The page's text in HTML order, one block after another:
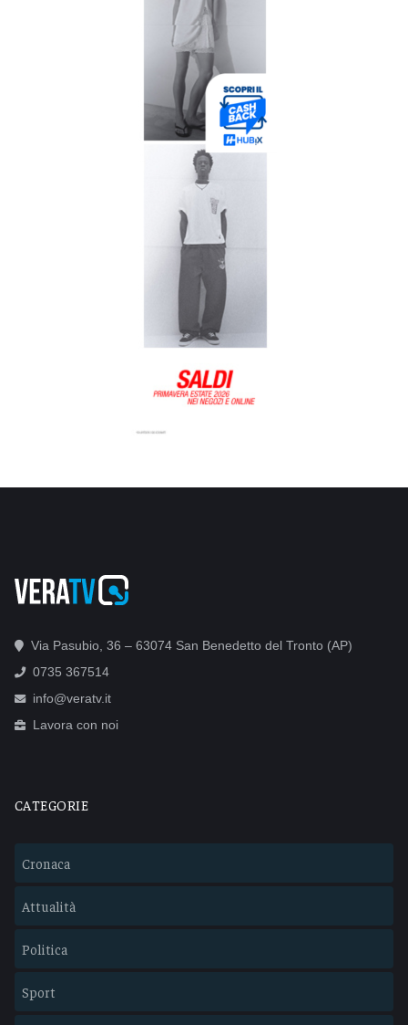
Via Pasubio, 36 – 63074 San Benedetto del Tronto (AP)
0735 367514
info@veratv.it
Lavora con noi
CATEGORIE
Cronaca
Attualità
Politica
Sport